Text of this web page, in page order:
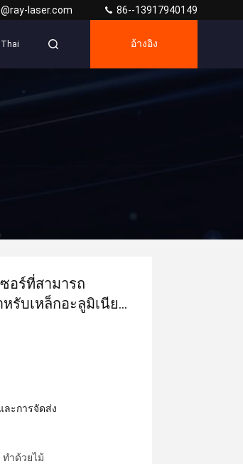
laser.com 86--13917940149
Thai อ้างอิง
อร์ที่สามารถ
รับเหล็กอะลูมิเนียม
ละการจัดส่ง
ทำด้วยไม้